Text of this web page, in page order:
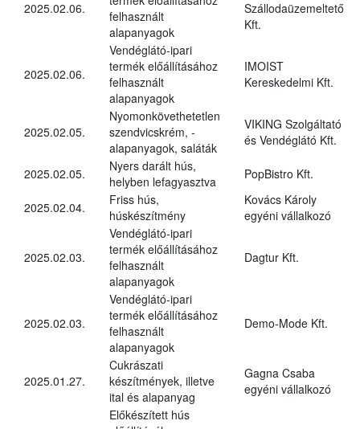
2025.02.06.
felhasznált
alapanyagok
Szállodaüzemeltető
Kft.
2025.02.06.
Vendéglátó-ipari
termék előállításához
felhasznált
alapanyagok
IMOIST
Kereskedelmi Kft.
2025.02.05.
Nyomonkövethetetlen
szendvicskrém, -
alapanyagok, saláták
VIKING Szolgáltató
és Vendéglátó Kft.
2025.02.05.
Nyers darált hús,
helyben lefagyasztva
PopBistro Kft.
2025.02.04.
Friss hús,
húskészítmény
Kovács Károly
egyéni vállalkozó
2025.02.03.
Vendéglátó-ipari
termék előállításához
felhasznált
alapanyagok
Dagtur Kft.
2025.02.03.
Vendéglátó-ipari
termék előállításához
felhasznált
alapanyagok
Demo-Mode Kft.
2025.01.27.
Cukrászati
készítmények, illetve
ital és alapanyag
Gagna Csaba
egyéni vállalkozó
Előkészített hús